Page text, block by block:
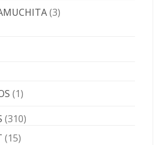
(3)
(1)
(310)
(15)